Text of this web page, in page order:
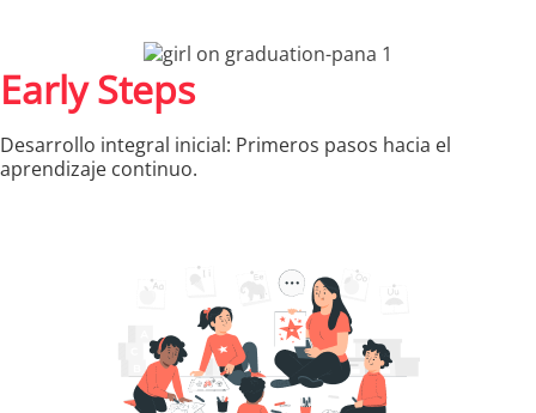
Early Steps
Desarrollo integral inicial: Primeros pasos hacia el
aprendizaje continuo.